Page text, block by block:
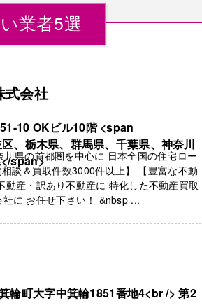
業者5選
式会社
10 OKビル10階 <span
栃木県、群馬県、千葉県、神奈川
span>
県の首都圏を中心に 日本全国の住宅ロー
談＆買取件数3000件以上】 【豊富な不動
産・訳あり不動産に 特化した不動産買取
に お任せ下さい！ &nbsp ...
輪町大字中箕輪1851番地4<br /> 第2